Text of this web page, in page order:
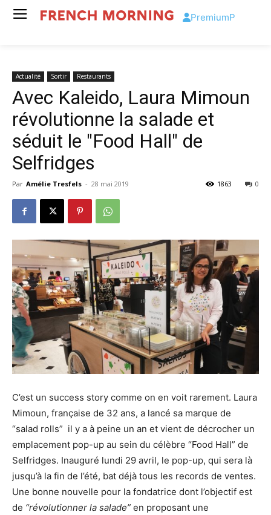
PremiumP
Actualité Sortir Restaurants
Avec Kaleido, Laura Mimoun
révolutionne la salade et
séduit le "Food Hall" de
Selfridges
Par Amélie Tresfels - 28 mai 2019 0
1863
C’est un success story comme on en voit rarement. Laura
Mimoun, française de 32 ans, a lancé sa marque de
“salad rolls” il y a à peine un an et vient de décrocher un
emplacement pop-up au sein du célèbre “Food Hall” de
Selfridges. Inauguré lundi 29 avril, le pop-up, qui sera là
jusqu’à la fin de l’été, bat déjà tous les records de ventes.
Une bonne nouvelle pour la fondatrice dont l’objectif est
de “révolutionner la salade” en proposant une